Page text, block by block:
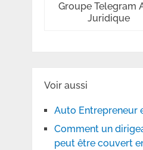
Groupe Telegram
Juridique
Voir aussi
Auto Entrepreneur
Comment un
peut être couvert